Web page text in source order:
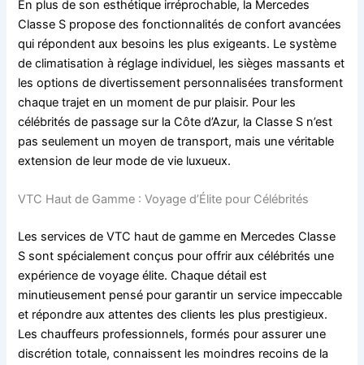
En plus de son esthétique irréprochable, la Mercedes
Classe S propose des fonctionnalités de confort avancées
qui répondent aux besoins les plus exigeants. Le système
de climatisation à réglage individuel, les sièges massants et
les options de divertissement personnalisées transforment
chaque trajet en un moment de pur plaisir. Pour les
célébrités de passage sur la Côte d’Azur, la Classe S n’est
pas seulement un moyen de transport, mais une véritable
extension de leur mode de vie luxueux.
VTC Haut de Gamme : Voyage d’Élite pour Célébrités
Les services de VTC haut de gamme en Mercedes Classe
S sont spécialement conçus pour offrir aux célébrités une
expérience de voyage élite. Chaque détail est
minutieusement pensé pour garantir un service impeccable
et répondre aux attentes des clients les plus prestigieux.
Les chauffeurs professionnels, formés pour assurer une
discrétion totale, connaissent les moindres recoins de la